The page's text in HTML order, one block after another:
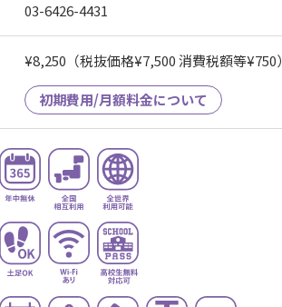
03-6426-4431
¥8,250 （税抜価格¥7,500 消費税額等¥750）
初期費用/月額料金について